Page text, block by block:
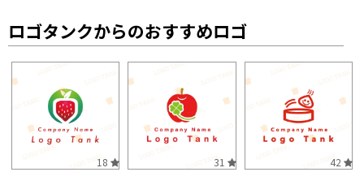
ロゴタンクからのおすすめロゴ
18 31 42